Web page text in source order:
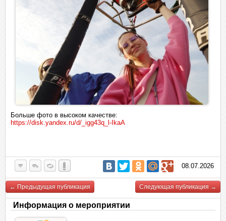
Больше фото в высоком качестве:
https://disk.yandex.ru/d/_igg43q_l-IkaA
08.07.2026
← Предыдущая публикация Следующая публикация →
Информация о мероприятии